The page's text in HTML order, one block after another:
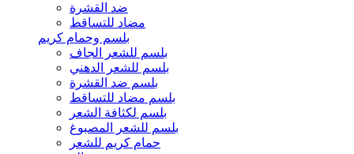
ضد القشرة
مضاد للتساقط
بلسم وحمام كريم
بلسم للشعر الجاف
بلسم للشعر الدهني
بلسم ضد القشرة
بلسم مضاد للتساقط
بلسم لكثافة الشعر
بلسم للشعر المصبوغ
حمام كريم للشعر